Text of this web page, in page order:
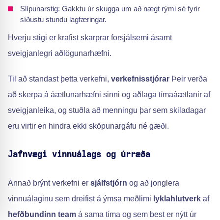
Slípunarstig: Gakktu úr skugga um að nægt rými sé fyrir
síðustu stundu lagfæringar.
Hverju stigi er krafist skarprar forsjálsemi ásamt
sveigjanlegri aðlögunarhæfni.
Til að standast þetta verkefni, verkefnisstjórar Þeir verða
að skerpa á áætlunarhæfni sinni og aðlaga tímaáætlanir af
sveigjanleika, og stuðla að menningu þar sem skiladagar
eru virtir en hindra ekki sköpunargáfu né gæði.
Jafnvægi vinnuálags og úrræða
Annað brýnt verkefni er sjálfstjórn og að jonglera
vinnuálaginu sem dreifist á ýmsa meðlimi lyklahlutverk af
hefðbundinn team á sama tíma og sem best er nýtt úr